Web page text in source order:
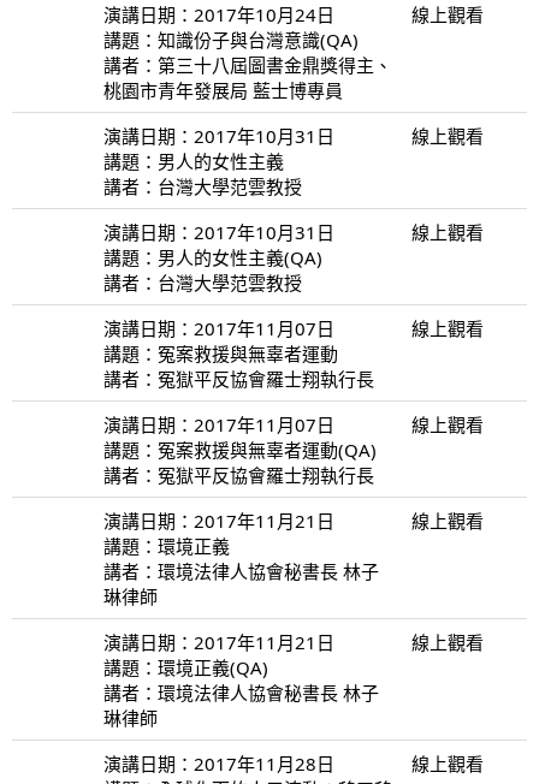
演講日期：2017年10月24日
講題：知識份子與台灣意識(QA)
講者：第三十八屆圖書金鼎獎得主、
桃園市青年發展局 藍士博專員
線上觀看
演講日期：2017年10月31日
講題：男人的女性主義
講者：台灣大學范雲教授
線上觀看
演講日期：2017年10月31日
講題：男人的女性主義(QA)
講者：台灣大學范雲教授
線上觀看
演講日期：2017年11月07日
講題：冤案救援與無辜者運動
講者：冤獄平反協會羅士翔執行長
線上觀看
演講日期：2017年11月07日
講題：冤案救援與無辜者運動(QA)
講者：冤獄平反協會羅士翔執行長
線上觀看
演講日期：2017年11月21日
講題：環境正義
講者：環境法律人協會秘書長 林子
琳律師
線上觀看
演講日期：2017年11月21日
講題：環境正義(QA)
講者：環境法律人協會秘書長 林子
琳律師
線上觀看
演講日期：2017年11月28日
線上觀看